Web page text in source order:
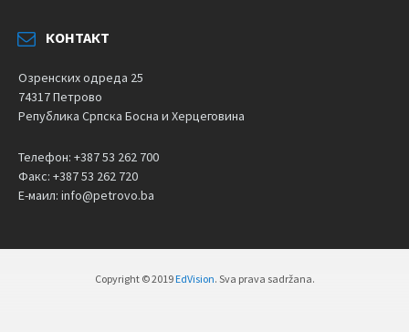
КОНТАКТ
Озренских одреда 25
74317 Петрово
Република Српска Босна и Херцеговина
Телефон: +387 53 262 700
Факс: +387 53 262 720
Е-маил: info@petrovo.ba
Copyright © 2019 EdVision. Sva prava sadržana.